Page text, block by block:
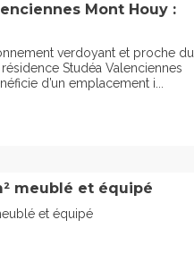
Mont Houy :
verdoyant et proche du
Studéa Valenciennes
d’un emplacement i...
meublé et équipé
et équipé